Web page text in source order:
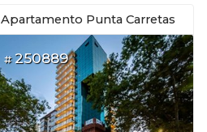
Apartamento Punta Carretas
#250889